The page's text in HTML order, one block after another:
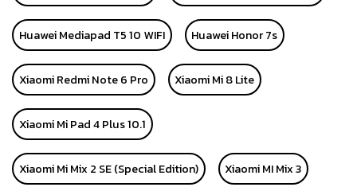
Huawei Mediapad T5 10 WIFI Huawei Honor 7s
Xiaomi Redmi Note 6 Pro Xiaomi Mi 8 Lite
Xiaomi Mi Pad 4 Plus 10.1
Xiaomi Mi Mix 2 SE (Special Edition) Xiaomi MI Mix 3